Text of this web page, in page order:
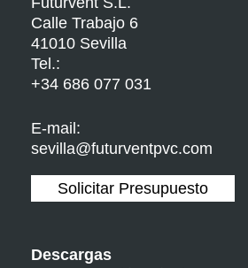
Calle Trabajo 6
41010 Sevilla
Tel.:
+34 686 077 031
E-mail:
sevilla@futurventpvc.com
Solicitar Presupuesto
Descargas